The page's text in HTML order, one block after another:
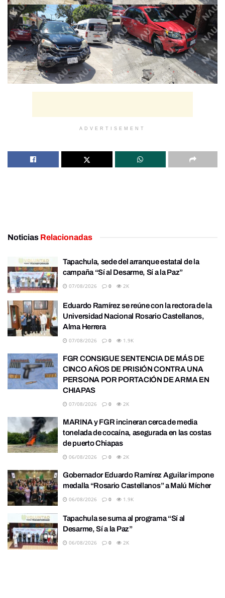
ADVERTISEMENT
Noticias Relacionadas
Tapachula, sede del arranque estatal de la
campaña “Sí al Desarme, Sí a la Paz”
07/08/2026 0 2K
Eduardo Ramírez se reúne con la rectora de la
Universidad Nacional Rosario Castellanos,
Alma Herrera
07/08/2026 0 1.9K
FGR CONSIGUE SENTENCIA DE MÁS DE
CINCO AÑOS DE PRISIÓN CONTRA UNA
PERSONA POR PORTACIÓN DE ARMA EN
CHIAPAS
07/08/2026 0 2K
MARINA y FGR incineran cerca de media
tonelada de cocaína, asegurada en las costas
de puerto Chiapas
06/08/2026 0 2K
Gobernador Eduardo Ramírez Aguilar impone
medalla “Rosario Castellanos” a Malú Mícher
06/08/2026 0 1.9K
Tapachula se suma al programa “Sí al
Desarme, Sí a la Paz”
06/08/2026 0 2K